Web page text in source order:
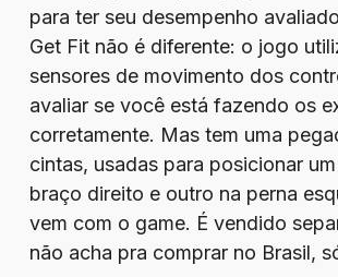
para ter seu desempenho
Get Fit não é diferente: o jogo
sensores de movimento dos
avaliar se você está fazendo os
corretamente. Mas tem uma
cintas, usadas para posicionar
braço direito e outro na perna
vem com o game. É vendido
não acha pra comprar no Brasil,